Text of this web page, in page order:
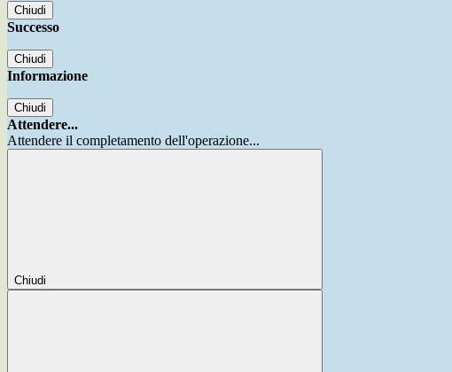
Chiudi
Successo
Chiudi
Informazione
Chiudi
Attendere...
Attendere il completamento dell'operazione...
Chiudi